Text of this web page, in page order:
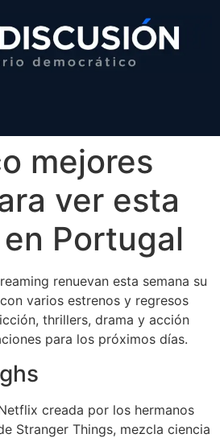
mejores
ver esta
Portugal
renuevan esta semana su
varios estrenos y regresos
thrillers, drama y acción
para los próximos días.
creada por los hermanos
Stranger Things, mezcla ciencia